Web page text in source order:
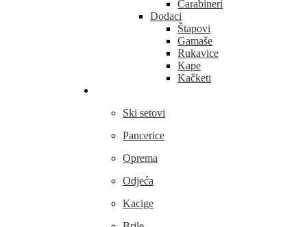
Carabineri
Dodaci
Štapovi
Gamaše
Rukavice
Kape
Kačketi
Ski setovi
Pancerice
Oprema
Odjeća
Kacige